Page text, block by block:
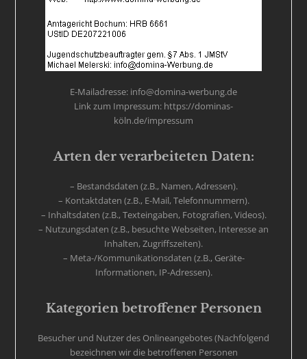
E-Mailadresse: info@domina-werbung.de
Link zum Impressum: https://dominas-
köln.de/impressum
Arten der verarbeiteten Daten:
– Bestandsdaten (z.B., Namen, Adressen).
– Kontaktdaten (z.B., E-Mail, Telefonnummern).
– Inhaltsdaten (z.B., Texteingaben, Fotografien, Videos).
– Nutzungsdaten (z.B., besuchte Webseiten, Interesse an
Inhalten, Zugriffszeiten).
– Meta-/Kommunikationsdaten (z.B., Geräte-
Informationen, IP-Adressen).
Kategorien betroffener Personen
Besucher und Nutzer des Onlineangebotes (Nachfolgend
bezeichnen wir die betroffenen Personen